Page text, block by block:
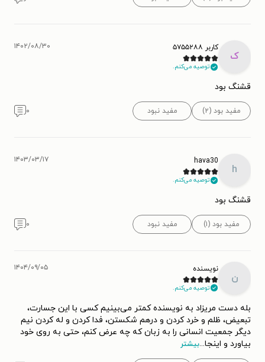
ک
کاربر ۵۷۵۵۲۸۸
توصیه می‌کنم.
۱۴۰۲/۰۸/۳۰
قشنگ بود
مفید بود (۲) مفید نبود ۰
h
hava30
توصیه می‌کنم.
۱۴۰۳/۰۳/۱۷
قشنگ بود
مفید بود (۱) مفید نبود ۰
ن
نویسنده
توصیه می‌کنم.
۱۴۰۴/۰۹/۰۵
بله دست مریزاد به نویسنده کمتر می‌بینیم کسی با این جسارت،
تبعیض، ظلم و خرد کردن و درهم شکستن، فدا کردن و له کردن نیم
دیگر جمعیت انسانی را به زبان که چه عرض کنم، حتی به روی خود
بیاورد و اینجا...بیشتر